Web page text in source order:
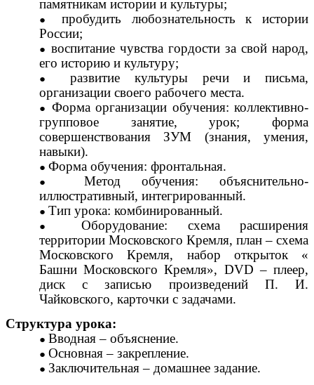
памятникам истории и культуры;
пробудить любознательность к истории
России;
воспитание чувства гордости за свой народ,
его историю и культуру;
развитие культуры речи и письма,
организации своего рабочего места.
Форма организации обучения: коллективно-
групповое занятие, урок; форма
совершенствования ЗУМ (знания, умения,
навыки).
Форма обучения: фронтальная.
Метод обучения: объяснительно-
иллюстративный, интегрированный.
Тип урока: комбинированный.
Оборудование: схема расширения
территории Московского Кремля, план – схема
Московского Кремля, набор открыток «
Башни Московского Кремля», DVD – плеер,
диск с записью произведений П. И.
Чайковского, карточки с задачами.
Структура урока:
Вводная – объяснение.
Основная – закрепление.
Заключительная – домашнее задание.